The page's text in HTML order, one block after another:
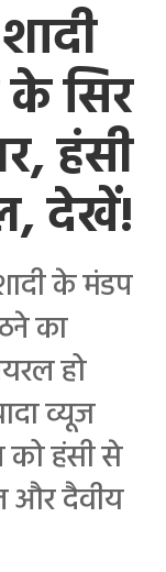
सिर
हंसी
देखें!
के मंडप
का
हो
व्यूज
को हंसी से
और दैवीय